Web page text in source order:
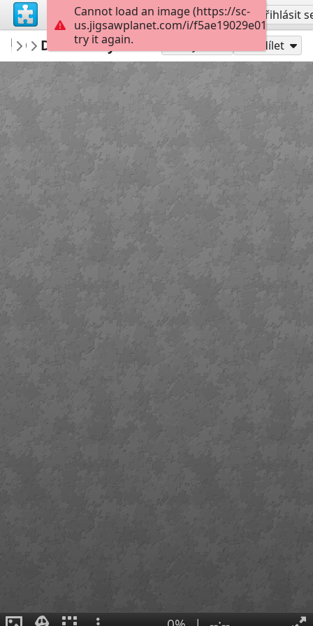
Vytvořit účet Přihlásit
BigBlend
Travel
Duluth city hall Sdílet
Cannot load an image (https://sc-
us.jigsawplanet.com/i/
try it again.